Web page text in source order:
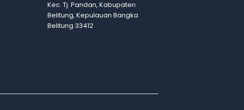
Kec. Tj. Pandan, Kabupaten
Belitung, Kepulauan Bangka
Belitung 33412